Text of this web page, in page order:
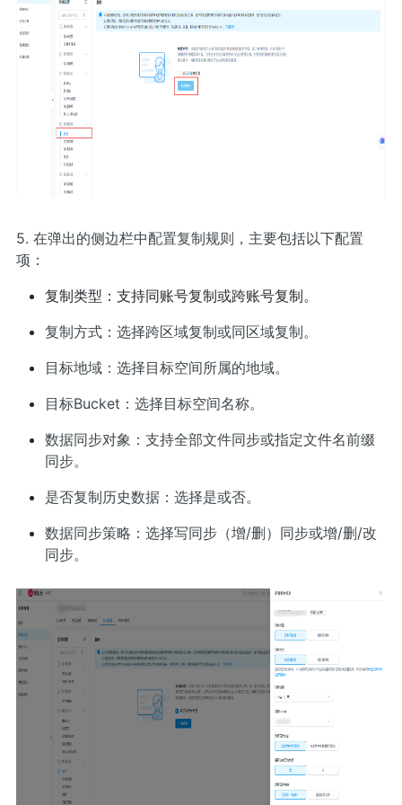
5. 在弹出的侧边栏中配置复制规则，主要包括以下配置
项：
复制类型：支持同账号复制或跨账号复制。
复制方式：选择跨区域复制或同区域复制。
目标地域：选择目标空间所属的地域。
目标Bucket：选择目标空间名称。
数据同步对象：支持全部文件同步或指定文件名前缀
同步。
是否复制历史数据：选择是或否。
数据同步策略：选择写同步（增/删）同步或增/删/改
同步。